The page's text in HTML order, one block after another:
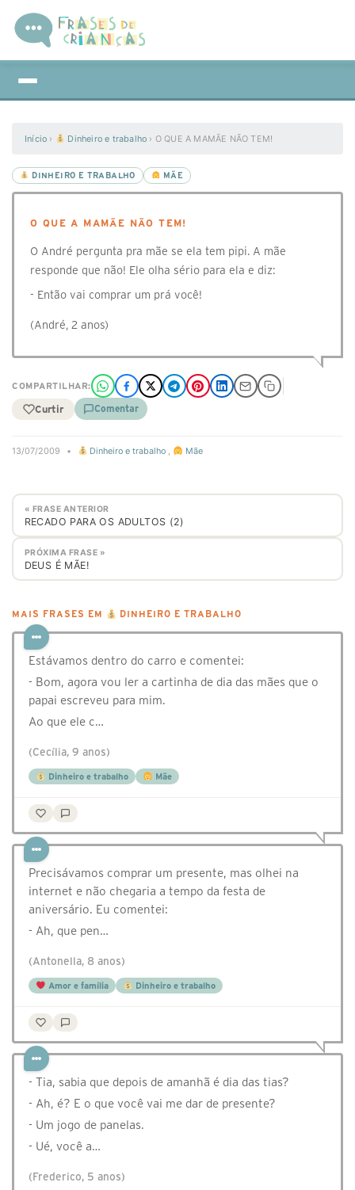
Início › Dinheiro e trabalho › O QUE A MAMÃE NÃO TEM!
DINHEIRO E TRABALHO MÃE
O QUE A MAMÃE NÃO TEM!
O André pergunta pra mãe se ela tem pipi. A mãe
responde que não! Ele olha sério para ela e diz:
- Então vai comprar um prá você!
(André, 2 anos)
COMPARTILHAR:
Curtir Comentar
13/07/2009 • Dinheiro e trabalho , Mãe
« FRASE ANTERIOR
RECADO PARA OS ADULTOS (2)
PRÓXIMA FRASE »
DEUS É MÃE!
MAIS FRASES EM DINHEIRO E TRABALHO
Estávamos dentro do carro e comentei:
- Bom, ⁠agora vou ler a cartinha de dia das mães que o
papai escreveu para mim.
Ao que ele c…
(Cecília, 9 anos)
Dinheiro e trabalho Mãe
Precisávamos comprar um presente, mas olhei na
internet e não chegaria a tempo da festa de
aniversário. Eu comentei:
- Ah, que pen…
(Antonella, 8 anos)
Amor e família Dinheiro e trabalho
- Tia, sabia que depois de amanhã é dia das tias?
- Ah, é? E o que você vai me dar de presente?
- Um jogo de panelas.
- Ué, você a…
(Frederico, 5 anos)